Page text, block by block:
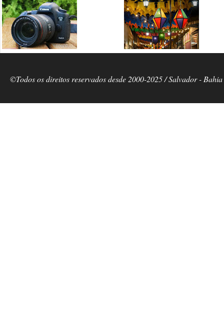
©Todos os direitos reservados desde 2000-2025 / Salvador -